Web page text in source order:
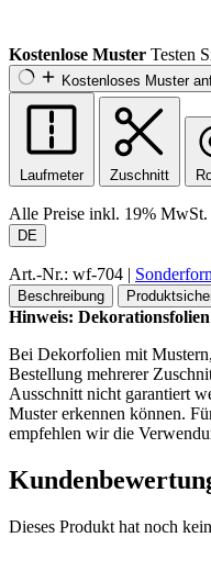
Kostenlose Muster Testen
Kostenloses Muster
Laufmeter Zuschnitt
Alle Preise inkl. 19% MwSt.
DE
Art.-Nr.: wf-704 |
Beschreibung
Hinweis:
Bei Dekorfolien mit
Bestellung mehrerer
Ausschnitt nicht garantiert
Muster erkennen können.
empfehlen wir die
Dieses Produkt hat noch